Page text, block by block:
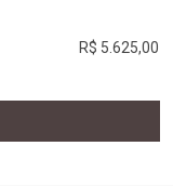
R$ 5.625,00